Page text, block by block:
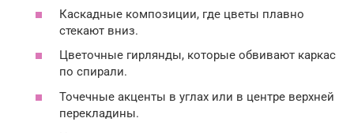
Каскадные композиции, где цветы плавно
стекают вниз.
Цветочные гирлянды, которые обвивают каркас
по спирали.
Точечные акценты в углах или в центре верхней
перекладины.